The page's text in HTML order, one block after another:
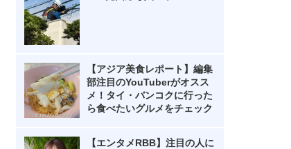
【アジア美食レポート】編集
部注目のYouTuberがオスス
メ！タイ・バンコクに行った
ら食べたいグルメをチェック
【エンタメRBB】注目の人に